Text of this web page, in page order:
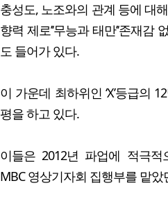
충성도, 노조와의 관계 등에 대해
향력 제로’‘무능과 태만’‘존재감
도 들어가 있다.
이 가운데 최하위인 ‘X’등급의
평을 하고 있다.
이들은 2012년 파업에 적극
MBC 영상기자회 집행부를 맡